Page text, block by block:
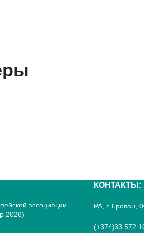
ассоциации
2026)
КОНТАКТЫ:
РА, г. Ереван,
(+374)33 572